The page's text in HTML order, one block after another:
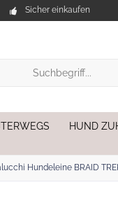
Sicher einkaufen
HUND
Hundeleine BRAID